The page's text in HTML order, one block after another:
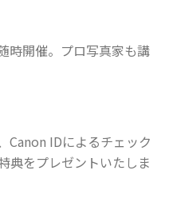
時開催。プロ写真家も講
Canon IDによるチェック
典をプレゼントいたしま